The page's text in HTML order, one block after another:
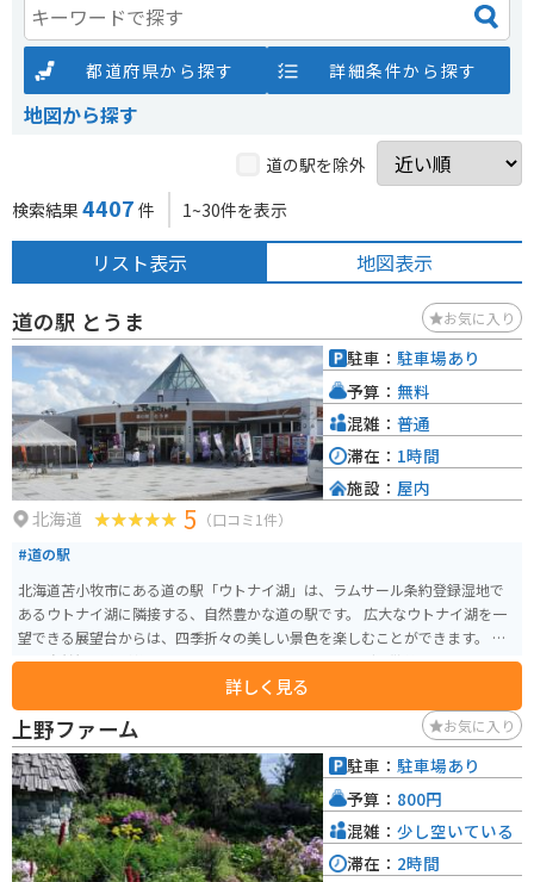
都道府県から探す 詳細条件から探す
地図から探す
道の駅を除外
検索結果 4407 件 1~30件を表示
リスト表示 地図表示
道の駅 とうま お気に入り
北海道 5 （口コミ1件）
#道の駅
北海道苫小牧市にある道の駅「ウトナイ湖」は、ラムサール条約登録湿地で
あるウトナイ湖に隣接する、自然豊かな道の駅です。 広大なウトナイ湖を一
望できる展望台からは、四季折々の美しい景色を楽しむことができます。 ま
た、自然観察路が整備されており、バードウォッチングや散策に最適です。
ウトナイ湖に生息する動植物や野鳥について学べるネイチャーセンターもあ
ります。 地元の特産品を販売するショップでは、苫小牧産の新鮮な野菜や果
物、海産物などを購入できます。 レストランでは、地元食材を使った料理が
楽しめます。 バイクで訪れる場合は、駐車場も広く休憩場所としても最適で
す。 苫小牧市内からも近く、観光の拠点としても便利です。
詳しく見る
駐車： 駐車場あり
予算： 無料
混雑： 普通
滞在： 1時間
施設： 屋内
上野ファーム お気に入り
駐車： 駐車場あり
予算： 800円
混雑： 少し空いている
滞在： 2時間